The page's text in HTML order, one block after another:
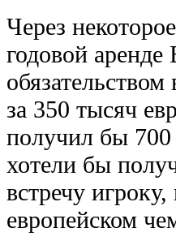
Через
годовой
за 350 тысяч
получил бы
хотели бы
встречу
европейском